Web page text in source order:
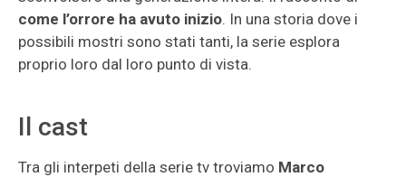
come l’orrore ha avuto inizio. In una storia dove i
possibili mostri sono stati tanti, la serie esplora
proprio loro dal loro punto di vista.
Il cast
Tra gli interpeti della serie tv troviamo Marco